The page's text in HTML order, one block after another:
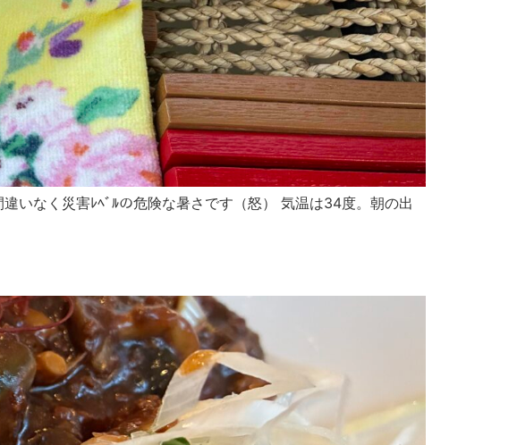
いなく災害ﾚﾍﾞﾙの危険な暑さです（怒） 気温は34度。朝の出